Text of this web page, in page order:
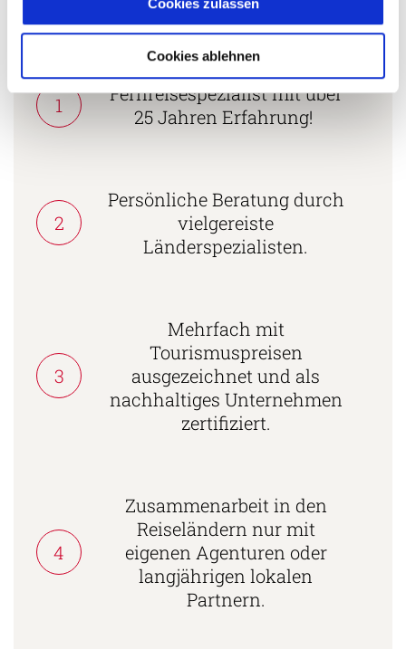
Cookies ablehnen
5 Gründe warum Sie mit Ihrer Buchung bei uns
die richtige Entscheidung treffen:
1
Fernreisespezialist mit über
25 Jahren Erfahrung!
2
Persönliche Beratung durch
vielgereiste
Länderspezialisten.
3
Mehrfach mit
Tourismuspreisen
ausgezeichnet und als
nachhaltiges Unternehmen
zertifiziert.
4
Zusammenarbeit in den
Reiseländern nur mit
eigenen Agenturen oder
langjährigen lokalen
Partnern.